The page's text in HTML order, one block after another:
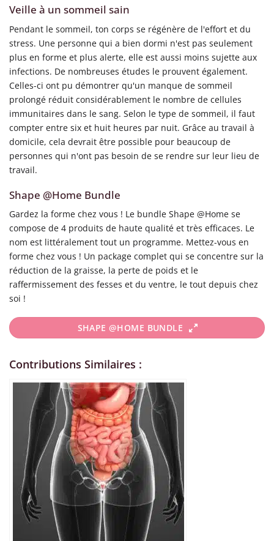
Veille à un sommeil sain
Pendant le sommeil, ton corps se régénère de l'effort et du
stress. Une personne qui a bien dormi n'est pas seulement
plus en forme et plus alerte, elle est aussi moins sujette aux
infections. De nombreuses études le prouvent également.
Celles-ci ont pu démontrer qu'un manque de sommeil
prolongé réduit considérablement le nombre de cellules
immunitaires dans le sang. Selon le type de sommeil, il faut
compter entre six et huit heures par nuit. Grâce au travail à
domicile, cela devrait être possible pour beaucoup de
personnes qui n'ont pas besoin de se rendre sur leur lieu de
travail.
Shape @Home Bundle
Gardez la forme chez vous ! Le bundle Shape @Home se
compose de 4 produits de haute qualité et très efficaces. Le
nom est littéralement tout un programme. Mettez-vous en
forme chez vous ! Un package complet qui se concentre sur la
réduction de la graisse, la perte de poids et le
raffermissement des fesses et du ventre, le tout depuis chez
soi !
SHAPE @HOME BUNDLE
Contributions Similaires :